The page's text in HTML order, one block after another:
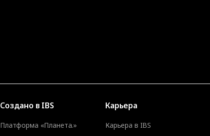
Создано в IBS
Платформа «Планета.»
Карьера
Карьера в IBS